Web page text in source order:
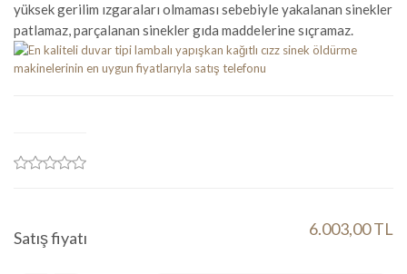
yüksek gerilim ızgaraları olmaması sebebiyle yakalanan sinekler
patlamaz, parçalanan sinekler gıda maddelerine sıçramaz.
Satış fiyatı 6.003,00 TL